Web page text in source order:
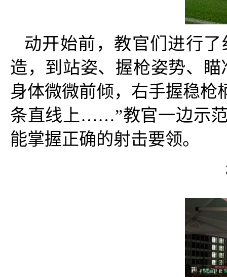
动开始前，教官们进行
造，到站姿、握枪姿势、
身体微微前倾，右手握稳枪
条直线上……”教官一边示
能掌握正确的射击要领。